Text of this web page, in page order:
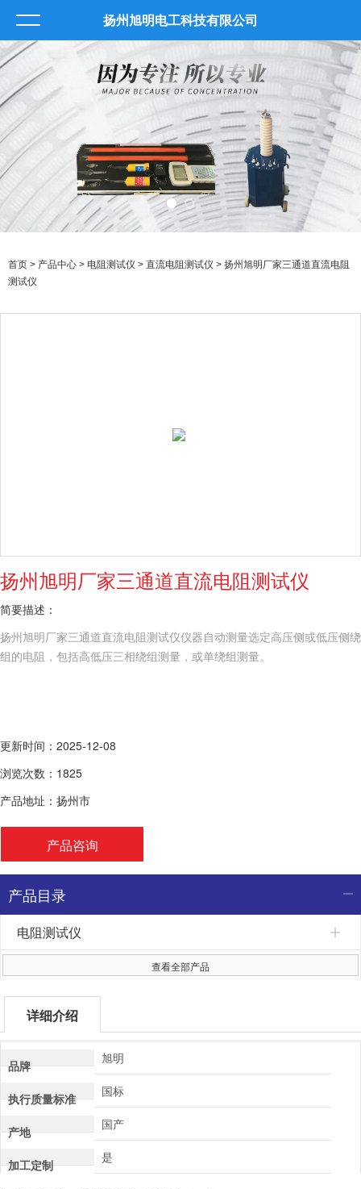
扬州旭明电工科技有限公司
首页 > 产品中心 > 电阻测试仪 > 直流电阻测试仪 > 扬州旭明厂家三通道直流电阻
测试仪
扬州旭明厂家三通道直流电阻测试仪
简要描述：
扬州旭明厂家三通道直流电阻测试仪仪器自动测量选定高压侧或低压侧绕
组的电阻，包括高低压三相绕组测量，或单绕组测量。
更新时间：2025-12-08
浏览次数：1825
产品地址：扬州市
产品咨询
产品目录
电阻测试仪
查看全部产品
详细介绍
品牌 旭明
执行质量标准 国标
产地 国产
加工定制 是